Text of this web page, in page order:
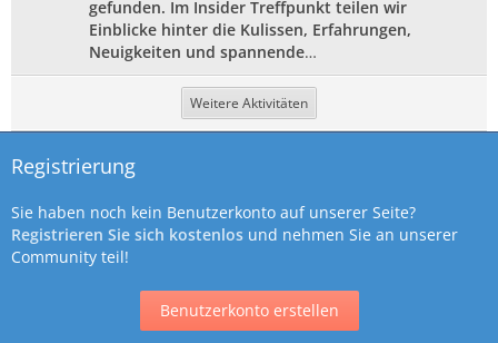
gefunden. Im Insider Treffpunkt teilen wir
Einblicke hinter die Kulissen, Erfahrungen,
Neuigkeiten und spannende…
Weitere Aktivitäten
Registrierung
Sie haben noch kein Benutzerkonto auf unserer Seite?
Registrieren Sie sich kostenlos und nehmen Sie an unserer
Community teil!
Benutzerkonto erstellen